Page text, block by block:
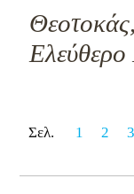
Σελ. 1 2 3